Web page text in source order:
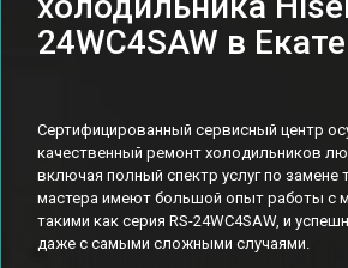
24WC4SAW в
Сертифицированный сервисный центр
качественный ремонт холодильников
включая полный спектр услуг по
мастера имеют большой опыт работы с
такими как серия RS-24WC4SAW, и
даже с самыми сложными случаями.